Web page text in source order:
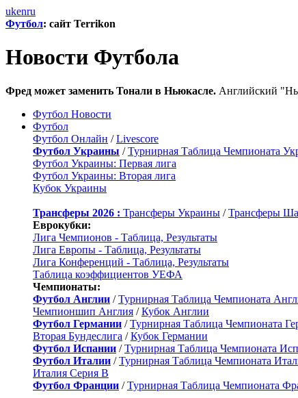
ukenru
Футбол: сайт Terrikon
Новости Футбола
Фред может заменить Тонали в Ньюкасле. Английский
Футбол Новости
Футбол
Футбол Онлайн /Livescore
Футбол Украины /Турнирная Таблица Чемпионата
Футбол Украины: Первая лига
Футбол Украины: Вторая лига
Кубок Украины
Трансферы 2026 : Трансферы Украины /Трансферы
Еврокубки:
Лига Чемпионов - Таблица, Результаты
Лига Европы - Таблица, Результаты
Лига Конференций - Таблица, Результаты
Таблица коэффициентов УЕФА
Чемпионаты:
Футбол Англии /Турнирная Таблица Чемпионата
Чемпионшип Англия /Кубок Англии
Футбол Германии /Турнирная Таблица Чемпионата
Вторая Бундеслига /Кубок Германии
Футбол Испании /Турнирная Таблица Чемпионата
Футбол Италии /Турнирная Таблица Чемпионата
Италия Серия B
Футбол Франции /Турнирная Таблица Чемпионата